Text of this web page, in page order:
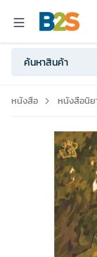
หนังสือ หนังสือนิ